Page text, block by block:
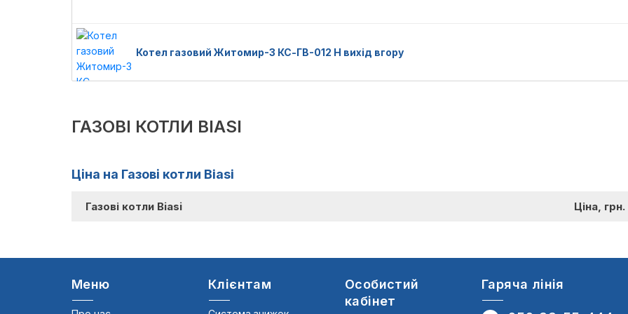
Котел газовий Житомир-3 КС-ГВ-012 Н вихід вгору
ГАЗОВІ КОТЛИ BIASI
Ціна на Газові котли Biasi
Газові котли Biasi Ціна, грн.
Меню Клієнтам
Особистий
кабінет
Гаряча лінія